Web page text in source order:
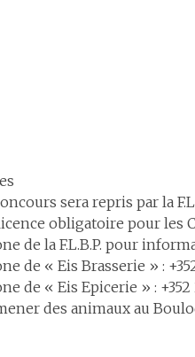
sera repris par la
obligatoire pour les
de la F.L.B.P. pour
de « Eis Brasserie » :
de « Eis Epicerie » : +352
des animaux au